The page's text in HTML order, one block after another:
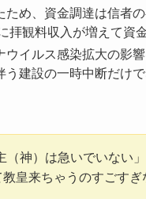
ため、資金調達は信者
観料収入が増えて資
ウイルス感染拡大の影
う建設の一時中断だけ
（神）は急いでいない
皇来ちゃうのすごすぎ